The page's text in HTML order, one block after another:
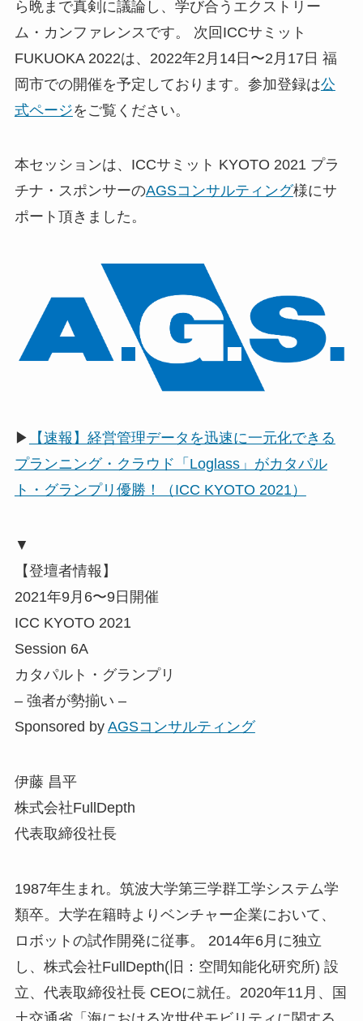
ら晩まで真剣に議論し、学び合うエクストリー
ム・カンファレンスです。 次回ICCサミット
FUKUOKA 2022は、2022年2月14日〜2月17日 福
岡市での開催を予定しております。参加登録は公
式ページをご覧ください。
本セッションは、ICCサミット KYOTO 2021 プラ
チナ・スポンサーのAGSコンサルティング様にサ
ポート頂きました。
▶
【速報】経営管理データを迅速に一元化できる
プランニング・クラウド「Loglass」がカタパル
ト・グランプリ優勝！（ICC KYOTO 2021）
▼
【登壇者情報】
2021年9月6〜9日開催
ICC KYOTO 2021
Session 6A
カタパルト・グランプリ
– 強者が勢揃い –
Sponsored by AGSコンサルティング
伊藤 昌平
株式会社FullDepth
代表取締役社長
1987年生まれ。筑波大学第三学群工学システム学
類卒。大学在籍時よりベンチャー企業において、
ロボットの試作開発に従事。 2014年6月に独立
し、株式会社FullDepth(旧：空間知能化研究所) 設
立、代表取締役社長 CEOに就任。2020年11月、国